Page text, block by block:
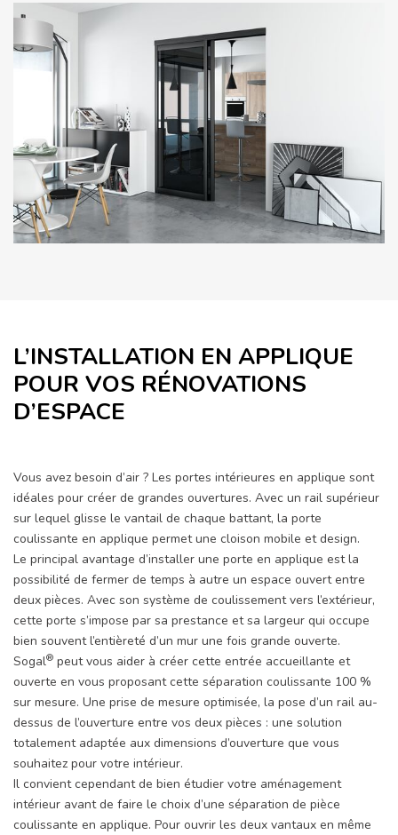
L’INSTALLATION EN APPLIQUE
POUR VOS RÉNOVATIONS
D’ESPACE
Vous avez besoin d’air ? Les portes intérieures en applique sont
idéales pour créer de grandes ouvertures. Avec un rail supérieur
sur lequel glisse le vantail de chaque battant, la porte
coulissante en applique permet une cloison mobile et design.
Le principal avantage d’installer une porte en applique est la
possibilité de fermer de temps à autre un espace ouvert entre
deux pièces. Avec son système de coulissement vers l’extérieur,
cette porte s’impose par sa prestance et sa largeur qui occupe
bien souvent l’entièreté d’un mur une fois grande ouverte.
Sogal® peut vous aider à créer cette entrée accueillante et
ouverte en vous proposant cette séparation coulissante 100 %
sur mesure. Une prise de mesure optimisée, la pose d’un rail au-
dessus de l’ouverture entre vos deux pièces : une solution
totalement adaptée aux dimensions d’ouverture que vous
souhaitez pour votre intérieur.
Il convient cependant de bien étudier votre aménagement
intérieur avant de faire le choix d’une séparation de pièce
coulissante en applique. Pour ouvrir les deux vantaux en même